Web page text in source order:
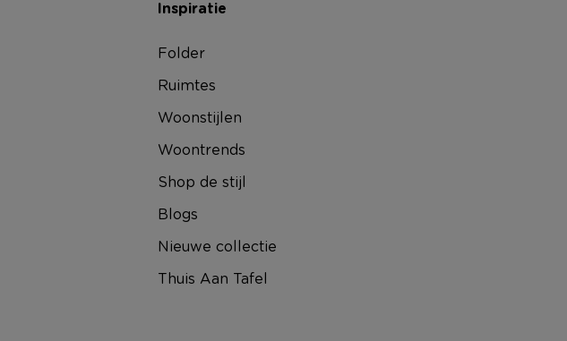
Inspiratie
Folder
Ruimtes
Woonstijlen
Woontrends
Shop de stijl
Blogs
Nieuwe collectie
Thuis Aan Tafel